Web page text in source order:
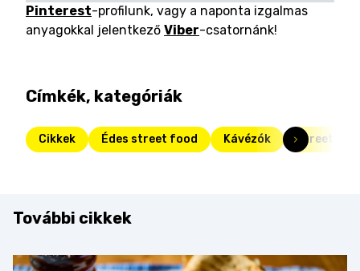
Pinterest-profilunk, vagy a naponta izgalmas
anyagokkal jelentkező Viber-csatornánk!
Címkék, kategóriák
Cikkek Édes street food Kávézók Street
További cikkek